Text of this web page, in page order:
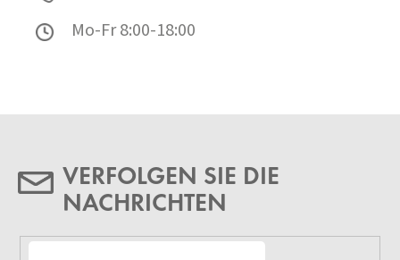
Mo-Fr 8:00-18:00
VERFOLGEN SIE DIE
NACHRICHTEN